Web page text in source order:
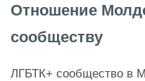
Отношение
сообществу
ЛГБТК+ сообщество в